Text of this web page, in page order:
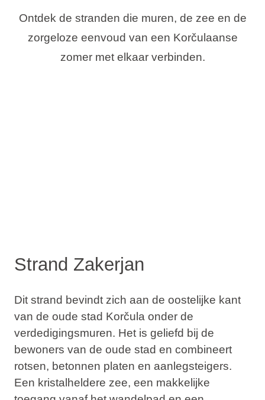
Ontdek de stranden die muren, de zee en de
zorgeloze eenvoud van een Korčulaanse
zomer met elkaar verbinden.
Strand Zakerjan
Dit strand bevindt zich aan de oostelijke kant
van de oude stad Korčula onder de
verdedigingsmuren. Het is geliefd bij de
bewoners van de oude stad en combineert
rotsen, betonnen platen en aanlegsteigers.
Een kristalheldere zee, een makkelijke